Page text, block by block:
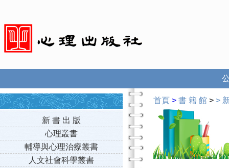
新 書 出 版
心理叢書
輔導與心理治療叢書
人文社會科學叢書
首頁 > 書 籍 館 > >